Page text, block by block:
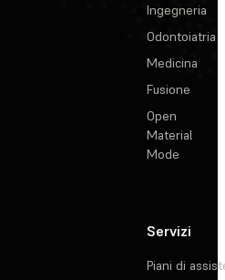
Ingegneria
Odontoiatria
Medicina
Fusione
Open
Material
Mode
Servizi
Piani di